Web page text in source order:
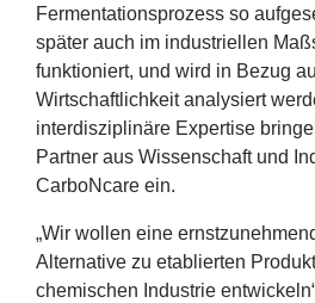
Fermentationsprozess so
später auch im industriellen
funktioniert, und wird in Bezug
Wirtschaftlichkeit analysiert
interdisziplinäre Expertise
Partner aus Wissenschaft und
CarboNcare ein.
„Wir wollen eine
Alternative zu etablierten
chemischen Industrie